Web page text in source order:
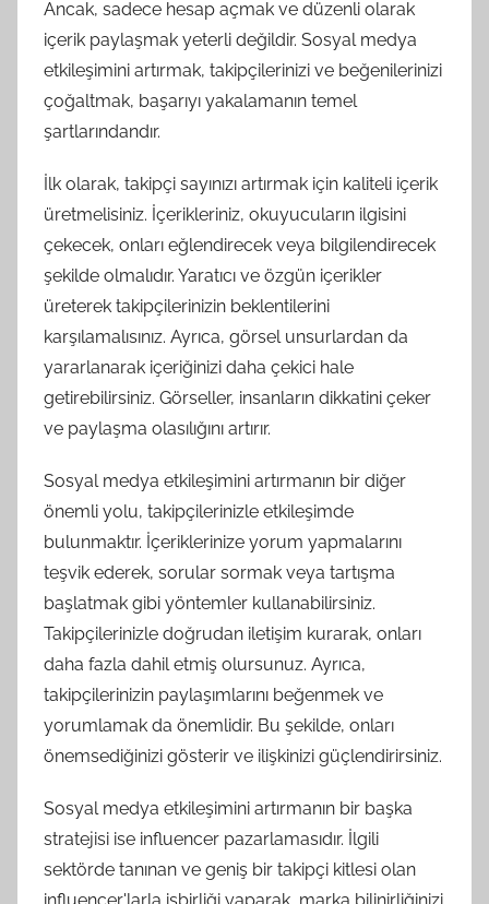
Ancak, sadece hesap açmak ve düzenli olarak
içerik paylaşmak yeterli değildir. Sosyal medya
etkileşimini artırmak, takipçilerinizi ve beğenilerinizi
çoğaltmak, başarıyı yakalamanın temel
şartlarındandır.
İlk olarak, takipçi sayınızı artırmak için kaliteli içerik
üretmelisiniz. İçerikleriniz, okuyucuların ilgisini
çekecek, onları eğlendirecek veya bilgilendirecek
şekilde olmalıdır. Yaratıcı ve özgün içerikler
üreterek takipçilerinizin beklentilerini
karşılamalısınız. Ayrıca, görsel unsurlardan da
yararlanarak içeriğinizi daha çekici hale
getirebilirsiniz. Görseller, insanların dikkatini çeker
ve paylaşma olasılığını artırır.
Sosyal medya etkileşimini artırmanın bir diğer
önemli yolu, takipçilerinizle etkileşimde
bulunmaktır. İçeriklerinize yorum yapmalarını
teşvik ederek, sorular sormak veya tartışma
başlatmak gibi yöntemler kullanabilirsiniz.
Takipçilerinizle doğrudan iletişim kurarak, onları
daha fazla dahil etmiş olursunuz. Ayrıca,
takipçilerinizin paylaşımlarını beğenmek ve
yorumlamak da önemlidir. Bu şekilde, onları
önemsediğinizi gösterir ve ilişkinizi güçlendirirsiniz.
Sosyal medya etkileşimini artırmanın bir başka
stratejisi ise influencer pazarlamasıdır. İlgili
sektörde tanınan ve geniş bir takipçi kitlesi olan